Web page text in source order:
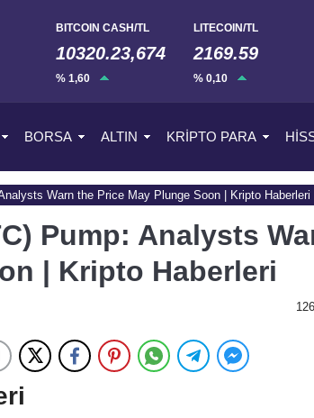
BITCOIN CASH/TL
10320.23,674
% 1,60
LITECOIN/TL
2169.59
% 0,10
BORSA ALTIN KRİPTO PARA
Warn the Price May Plunge Soon | Kripto Haberleri
Pump: Analysts
| Kripto Haberleri